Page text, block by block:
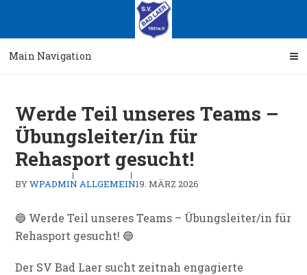
navigation
content
Main Navigation
Werde Teil unseres Teams –
Übungsleiter/in für
Rehasport gesucht!
BYWPADMIN ALLGEMEIN19. MÄRZ 2026
🔵 Werde Teil unseres Teams – Übungsleiter/in für
Rehasport gesucht! 🔵
Der SV Bad Laer sucht zeitnah engagierte